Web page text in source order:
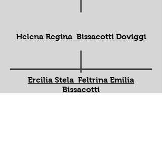
Helena Regina Bissacotti Doviggi
Ercilia Stela Feltrina Emilia
Bissacotti